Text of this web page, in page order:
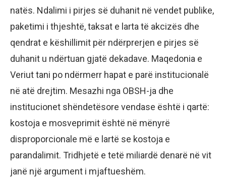
natës. Ndalimi i pirjes së duhanit në vendet publike,
paketimi i thjeshtë, taksat e larta të akcizës dhe
qendrat e këshillimit për ndërprerjen e pirjes së
duhanit u ndërtuan gjatë dekadave. Maqedonia e
Veriut tani po ndërmerr hapat e parë institucionalë
në atë drejtim. Mesazhi nga OBSH-ja dhe
institucionet shëndetësore vendase është i qartë:
kostoja e mosveprimit është në mënyrë
disproporcionale më e lartë se kostoja e
parandalimit. Tridhjetë e tetë miliardë denarë në vit
janë një argument i mjaftueshëm.